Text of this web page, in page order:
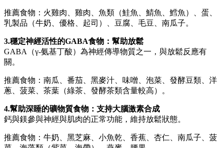
推薦食物：火雞肉、雞肉、魚類（鮭魚、鯖魚、鱈魚）、蛋、
乳製品（牛奶、優格、起司）、豆腐、毛豆、南瓜子。
3.穩定神經活性的GABA食物：幫助放鬆
GABA（γ-氨基丁酸）為神經傳導物質之一，與放鬆反應有
關。
推薦食物：南瓜、番茄、黑麥汁、味噌、泡菜、發酵豆類、洋
蔥、菠菜、茶葉（綠茶、發酵茶類含量較高）。
4.幫助深睡的礦物質食物：支持大腦激素合成
鈣與鎂參與神經與肌肉的正常功能，維持放鬆狀態。
推薦食物：牛奶、黑芝麻、小魚乾、香蕉、杏仁、南瓜子、菠